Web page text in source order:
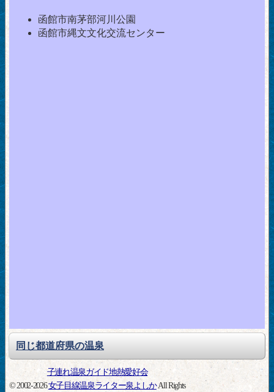
函館市南茅部河川公園
函館市縄文文化交流センター
同じ都道府県の温泉